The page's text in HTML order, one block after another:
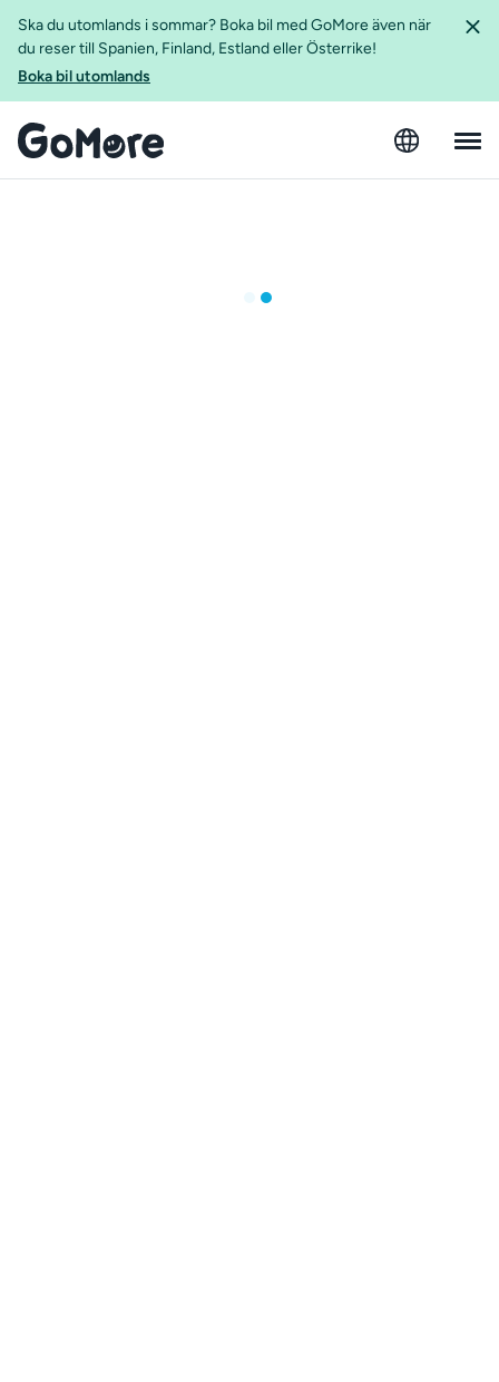
Ska du utomlands i sommar? Boka bil med GoMore även när
du reser till Spanien, Finland, Estland eller Österrike!
Boka bil utomlands